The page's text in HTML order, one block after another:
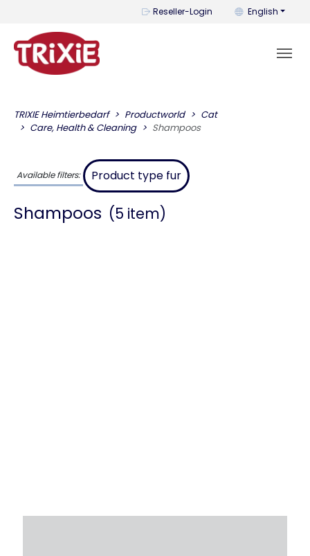
Reseller-Login You can
English
TRIXIE Heimtierbedarf Productworld
Cat
Care, Health & Cleaning
Shampoos
Available filters: Product type fur
Shampoos (5 item)